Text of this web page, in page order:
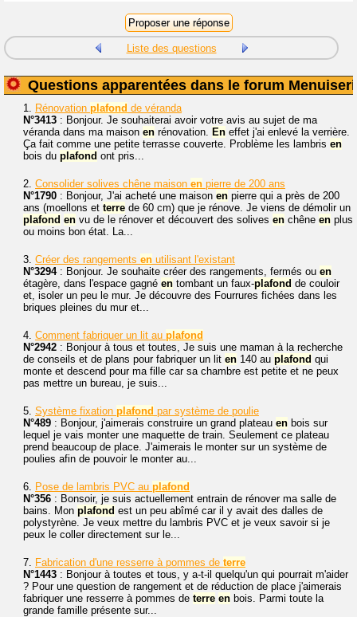
Liste des questions
Questions apparentées dans le forum
1. Rénovation plafond de véranda
N°3413 : Bonjour. Je souhaiterai avoir votre avis au sujet de ma
véranda dans ma maison en rénovation. En effet j'ai enlevé la verrière.
Ça fait comme une petite terrasse couverte. Problème les lambris en
bois du plafond ont pris...
2. Consolider solives chêne maison en pierre de 200 ans
N°1790 : Bonjour, J'ai acheté une maison en pierre qui a près de 200
ans (moellons et terre de 60 cm) que je rénove. Je viens de démolir un
plafond en vu de le rénover et découvert des solives en chêne en plus
ou moins bon état. La...
3. Créer des rangements en utilisant l'existant
N°3294: Bonjour. Je souhaite créer des rangements, fermés ou en
étagère, dans l'espace gagné en tombant un faux-plafond de couloir
et, isoler un peu le mur. Je découvre des Fourrures fichées dans les
briques pleines du mur et...
4. Comment fabriquer un lit au plafond
N°2942 : Bonjour à tous et toutes, Je suis une maman à la recherche
de conseils et de plans pour fabriquer un lit en 140 au plafond qui
monte et descend pour ma fille car sa chambre est petite et ne peux
pas mettre un bureau, je suis...
5. Système fixation plafond par système de poulie
N°489 : Bonjour, j'aimerais construire un grand plateau en bois sur
lequel je vais monter une maquette de train. Seulement ce plateau
prend beaucoup de place. J'aimerais le monter sur un système de
poulies afin de pouvoir le monter au...
6. Pose de lambris PVC au plafond
N°356 : Bonsoir, je suis actuellement entrain de rénover ma salle de
bains. Mon plafond est un peu abîmé car il y avait des dalles de
polystyrène. Je veux mettre du lambris PVC et je veux savoir si je
peux le coller directement sur le...
7. Fabrication d'une resserre à pommes de terre
N°1443 : Bonjour à toutes et tous, y a-t-il quelqu'un qui pourrait m'aider
? Pour une question de rangement et de réduction de place j'aimerais
fabriquer une resserre à pommes de terre en bois. Parmi toute la
grande famille présente sur...